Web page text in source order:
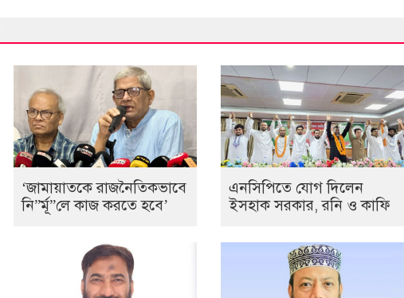
‘জামায়াতকে রাজনৈতিকভাবে
নি”র্মূ”লে কাজ করতে হবে’
এনসিপিতে যোগ দিলেন
ইসহাক সরকার, রনি ও কাফি